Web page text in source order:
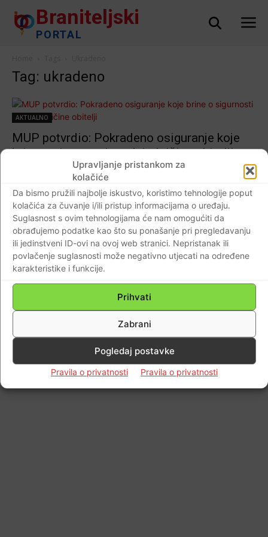
Upravljanje pristankom za
kolačiće
Da bismo pružili najbolje iskustvo, koristimo tehnologije poput
kolačića za čuvanje i/ili pristup informacijama o uređaju.
Suglasnost s ovim tehnologijama će nam omogućiti da
obrađujemo podatke kao što su ponašanje pri pregledavanju
ili jedinstveni ID-ovi na ovoj web stranici. Nepristanak ili
povlačenje suglasnosti može negativno utjecati na određene
karakteristike i funkcije.
Prihvati
Zabrani
Pogledaj postavke
Pravila o privatnosti Pravila o privatnosti
Braniteljski
PORTAL
Tag: ukradeno
AKTUALNO
MUP potvrdio: Pokradeno osiguranje koje
brine o sigurnosti predsjedničine obitelji
Braniteljski portal - 16.08.2019 0
Impressum Kontaktirajte nas Pravila o privatnosti
© Newspaper WordPress Theme by TagDiv